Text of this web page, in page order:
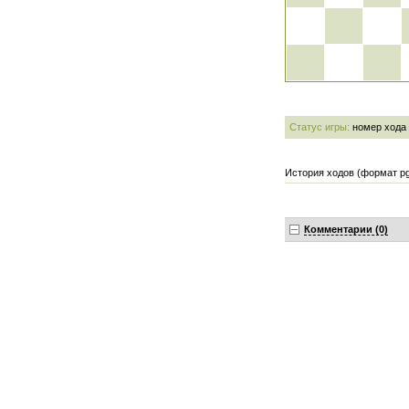
Статус игры: номер хода
История ходов (формат
Комментарии (0)